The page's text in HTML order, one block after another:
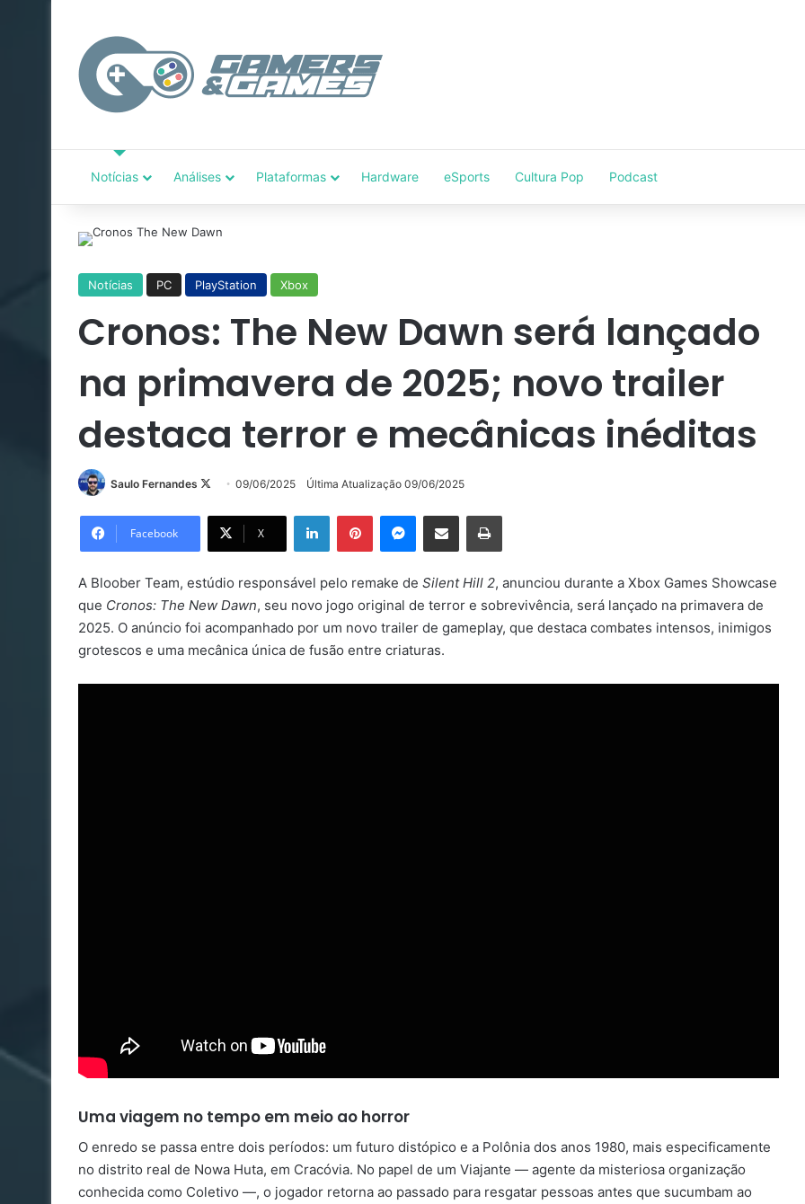
Notícias Análises Plataformas Hardware eSports Cultura Pop Podcast
Notícias PC PlayStation Xbox
Cronos: The New Dawn será lançado
na primavera de 2025; novo trailer
destaca terror e mecânicas inéditas
Saulo Fernandes
Follow09/06/2025 Última Atualização 09/06/2025
Facebook X
LinkedinPinterestMessenger
Compartilhar via e-mail Imprimir
A Bloober Team, estúdio responsável pelo remake de Silent Hill 2, anunciou durante a Xbox Games Showcase
que Cronos: The New Dawn, seu novo jogo original de terror e sobrevivência, será lançado na primavera de
2025. O anúncio foi acompanhado por um novo trailer de gameplay, que destaca combates intensos, inimigos
grotescos e uma mecânica única de fusão entre criaturas.
Uma viagem no tempo em meio ao horror
O enredo se passa entre dois períodos: um futuro distópico e a Polônia dos anos 1980, mais especificamente
no distrito real de Nowa Huta, em Cracóvia. No papel de um Viajante — agente da misteriosa organização
conhecida como Coletivo —, o jogador retorna ao passado para resgatar pessoas antes que sucumbam ao